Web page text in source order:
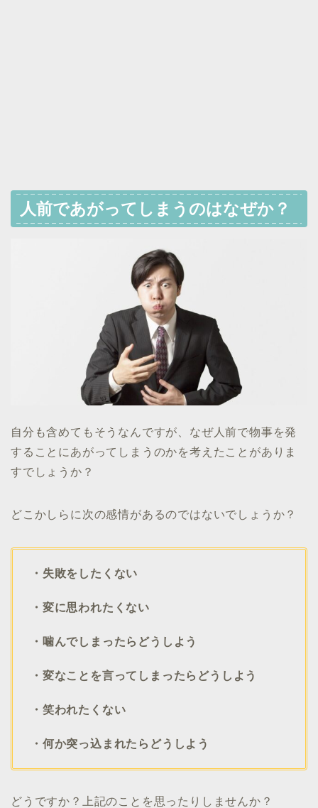
人前であがってしまうのはなぜか？
自分も含めてもそうなんですが、なぜ人前で物事を発
することにあがってしまうのかを考えたことがありま
すでしょうか？
どこかしらに次の感情があるのではないでしょうか？
・失敗をしたくない
・変に思われたくない
・噛んでしまったらどうしよう
・変なことを言ってしまったらどうしよう
・笑われたくない
・何か突っ込まれたらどうしよう
どうですか？上記のことを思ったりしませんか？